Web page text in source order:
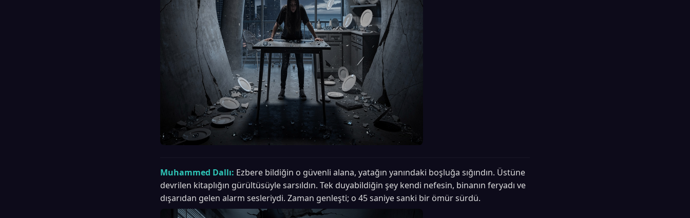
Muhammed Dallı: Ezbere bildiğin o güvenli alana, yatağın yanındaki boşluğa sığındın. Üstüne
devrilen kitaplığın gürültüsüyle sarsıldın. Tek duyabildiğin şey kendi nefesin, binanın feryadı ve
dışarıdan gelen alarm sesleriydi. Zaman genleşti; o 45 saniye sanki bir ömür sürdü.